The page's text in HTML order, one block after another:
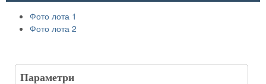
Фото лота 1
Фото лота 2
Параметри